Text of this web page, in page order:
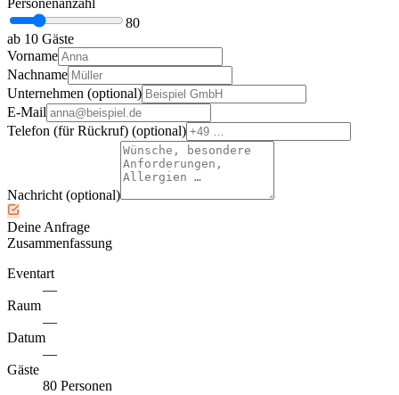
Personenanzahl
80
ab 10 Gäste
Vorname
Nachname
Unternehmen (optional)
E-Mail
Telefon (für Rückruf) (optional)
Nachricht (optional)
Deine Anfrage
Zusammenfassung
Eventart
—
Raum
—
Datum
—
Gäste
80 Personen